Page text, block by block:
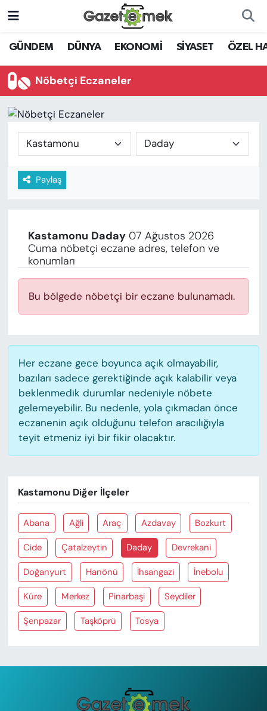
GÜNDEM DÜNYA EKONOMİ SİYASET ÖZEL
Nöbetçi Eczaneler
Paylaş
Kastamonu Daday07 Ağustos 2026
Cuma nöbetçi eczane adres, telefon ve
konumları
Bu bölgede nöbetçi bir eczane bulunamadı.
Her eczane gece boyunca açık olmayabilir,
bazıları sadece gerektiğinde açık kalabilir veya
beklenmedik durumlar nedeniyle nöbete
gelemeyebilir. Bu nedenle, yola çıkmadan önce
eczanenin açık olduğunu telefon aracılığıyla
teyit etmeniz iyi bir fikir olacaktır.
Kastamonu Diğer İlçeler
Abana Ağli Araç Azdavay Bozkurt
Cide Çatalzeytin Daday Devrekani
Doğanyurt Hanönü İhsangazi İnebolu
Küre Merkez Pinarbaşi Seydiler
Şenpazar Taşköprü Tosya
DÜNYA
EKONOMİ
YENİ MEDYADA EMEK
GAZETECİLİĞİNİ GELİŞTİRMEK
FAYDALI BİLGİLER
EĞİTİM
SAĞLIK
KÜLTÜR-SANAT
MAGAZİN
ÖZEL HABER
YAZAR KÖŞESİ
SİYASET
VAN VE DİYARBAKIR HABERLERİ
Nöbetçi Eczaneler
Hava Durumu
Trafik Durumu
Haber Arşivi